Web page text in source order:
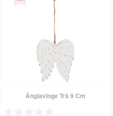
Änglavinge Trä 9 Cm